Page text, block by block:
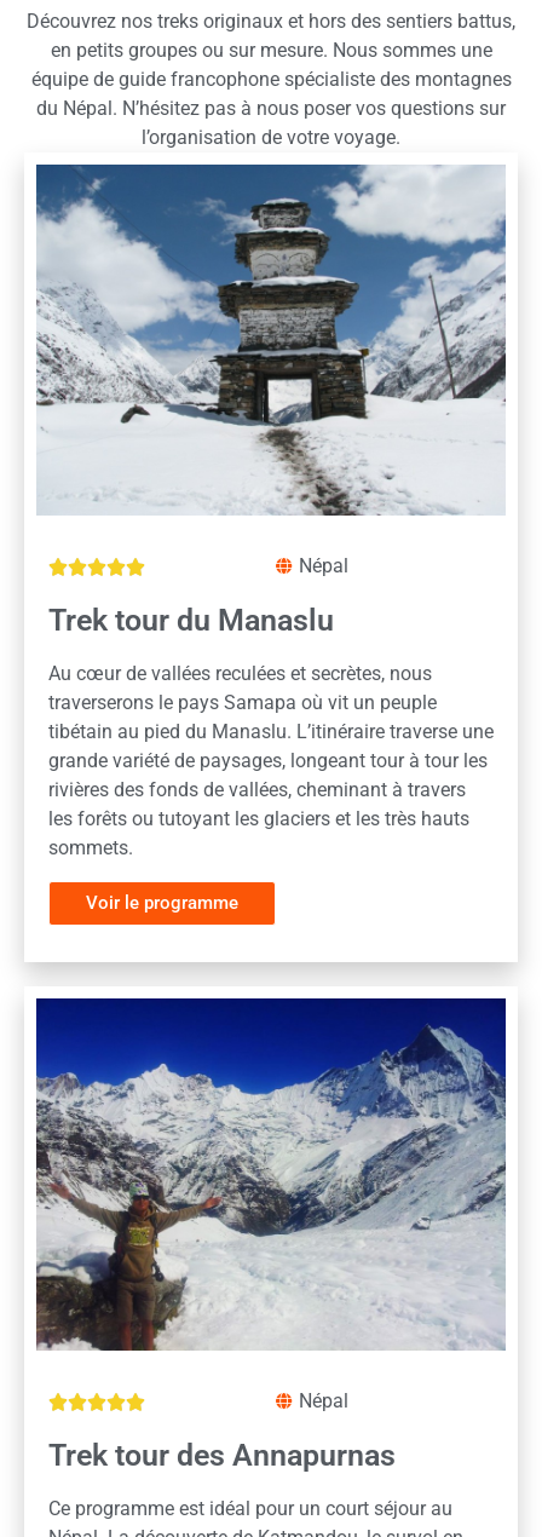
Découvrez nos treks originaux et hors des sentiers battus,
en petits groupes ou sur mesure. Nous sommes une
équipe de guide francophone spécialiste des montagnes
du Népal. N’hésitez pas à nous poser vos questions sur
l’organisation de votre voyage.
 Népal
Trek tour du Manaslu
Au cœur de vallées reculées et secrètes, nous
traverserons le pays Samapa où vit un peuple
tibétain au pied du Manaslu. L’itinéraire traverse une
grande variété de paysages, longeant tour à tour les
rivières des fonds de vallées, cheminant à travers
les forêts ou tutoyant les glaciers et les très hauts
sommets.
Voir le programme
 Népal
Trek tour des Annapurnas
Ce programme est idéal pour un court séjour au